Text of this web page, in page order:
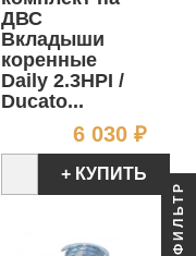
ДВС
Вкладыши
коренные
Daily 2.3HPI /
Ducato...
6 030 ₽
+ КУПИТЬ
ФИЛЬТР